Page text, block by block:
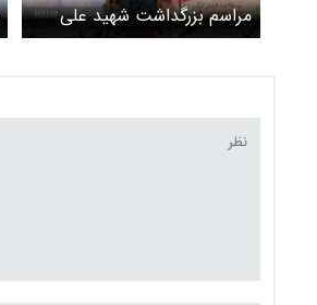
مراسم بزرگداشت شهید علی
لاریجانی و فرزندش+ عکس